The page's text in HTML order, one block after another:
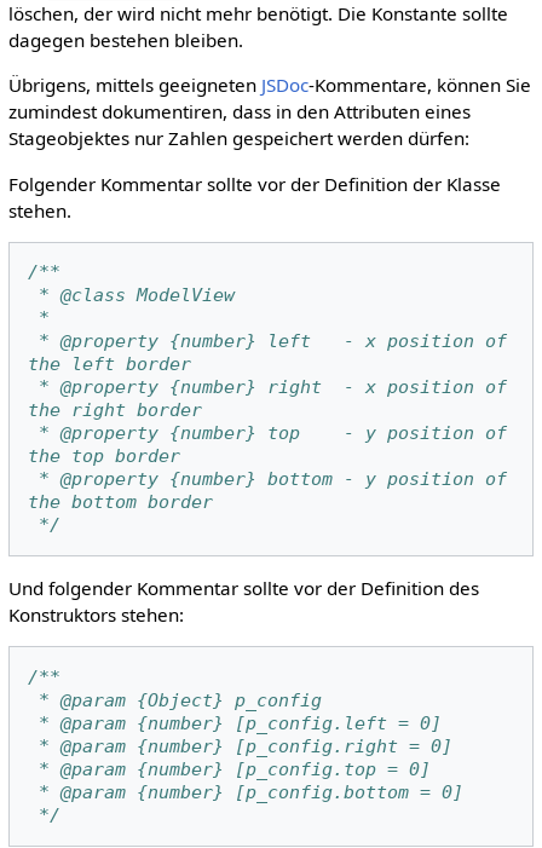
löschen, der wird nicht mehr benötigt. Die Konstante sollte
dagegen bestehen bleiben.
Übrigens, mittels geeigneten JSDoc-Kommentare, können Sie
zumindest dokumentiren, dass in den Attributen eines
Stageobjektes nur Zahlen gespeichert werden dürfen:
Folgender Kommentar sollte vor der Definition der Klasse
stehen.
/**
* @class ModelView
*
the left border
the right border
the top border
the bottom border
*/
Und folgender Kommentar sollte vor der Definition des
Konstruktors stehen:
/**
* @param {Object} p_config
* @param {number} [p_config.left = 0]
* @param {number} [p_config.right = 0]
* @param {number} [p_config.top = 0]
* @param {number} [p_config.bottom = 0]
*/